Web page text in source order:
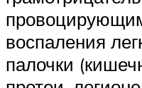
воспаления
палочки